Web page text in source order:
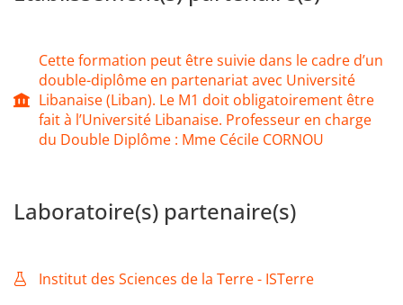
Almost every year, the classes include foreign students.
Thus, the teaching is done in English.
The program is also associated to a Thematic Program (PT
Risk), which brings together UGA students working on risks
order to deepen their knowledge of risk management. To
Training in the field, in companies or in research
Cette formation peut être suivie dans le cadre d’un
double-diplôme en partenariat avec Université
Libanaise (Liban). Le M1 doit obligatoirement être
fait à l’Université Libanaise. Professeur en charge
du Double Diplôme : Mme Cécile CORNOU
Laboratoire(s) partenaire(s)
Institut des Sciences de la Terre - ISTerre